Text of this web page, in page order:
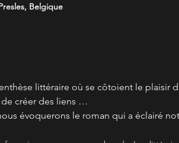
Belgique
littéraire où se côtoient le plaisir
de créer des liens …
évoquerons le roman qui a éclairé